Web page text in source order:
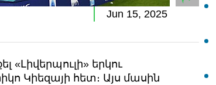
Jun 15, 2025
երկու
Կիեզայի հետ։ Այս մասին